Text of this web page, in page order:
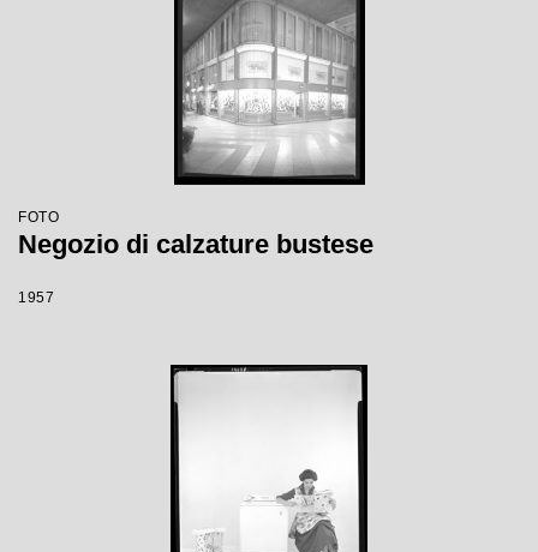
FOTO
Negozio di calzature bustese
1957